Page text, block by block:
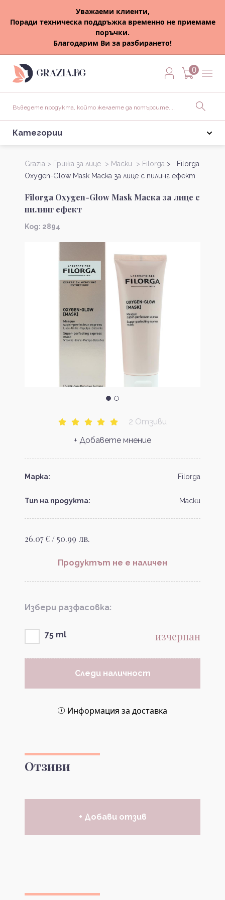
Уважаеми клиенти,
Поради техническа поддръжка временно не приемаме
поръчки.
Благодарим Ви за разбирането!
0
Категории
Grazia > Грижа за лице > Маски > Filorga > Filorga
Oxygen-Glow Mask Маска за лице с пилинг ефект
Filorga Oxygen-Glow Mask Маска за лице с
пилинг ефект
Kод: 2894
2 Отзиви
+ Добавете мнение
Марка: Filorga
Тип на продукта: Маски
26.07 € / 50.99 лв.
Продуктът не е наличен
Избери разфасовка:
75 ml изчерпан
Следи наличност
Информация за доставка
Отзиви
+ Добави отзив